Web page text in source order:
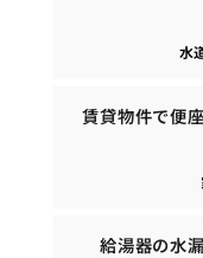
水
賃貸物件で便
給湯器の水